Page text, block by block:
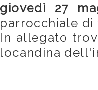
giovedì 27
parrocchiale di
In allegato
locandina